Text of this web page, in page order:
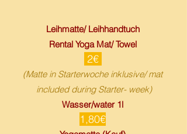
Leihmatte/ Leihhandtuch
Rental Yoga Mat/Towel
2€
(Matte in Starterwoche inklusive/mat
included during Starter- week)
Wasser/water 1l
1,80€